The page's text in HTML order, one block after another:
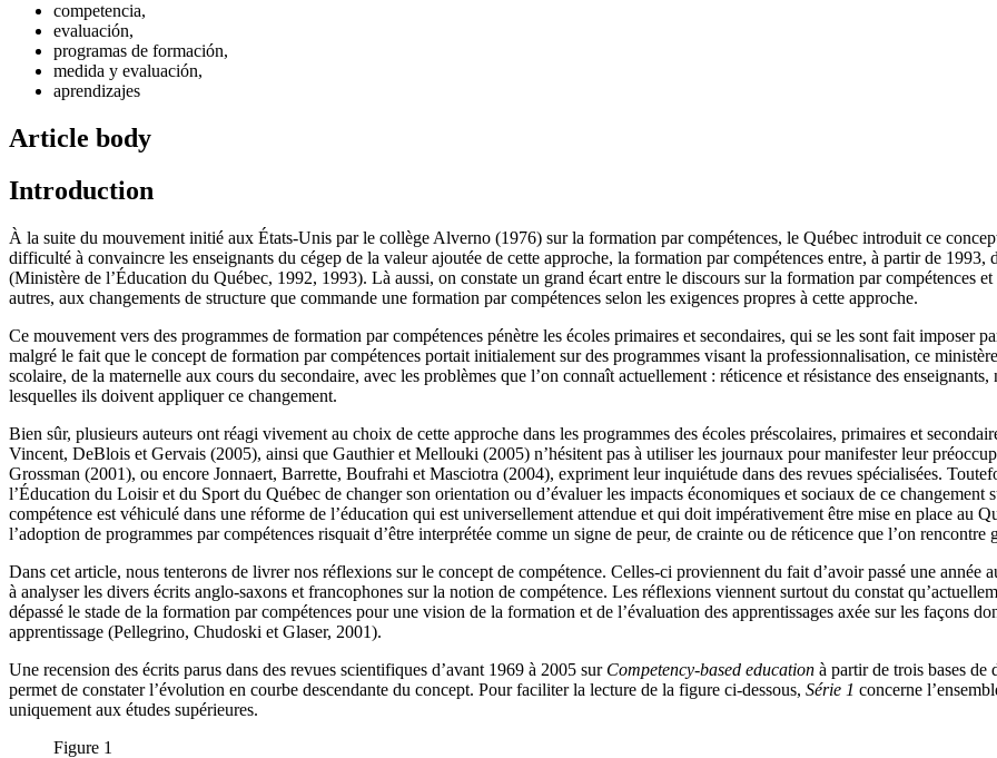
competencia,
evaluación,
programas de formación,
medida y evaluación,
aprendizajes
Article body
Introduction
À la suite du mouvement initié aux États-Unis par le collège Alverno (1976) sur la formation par compétences, le Québec introduit ce
difficulté à convaincre les enseignants du cégep de la valeur ajoutée de cette approche, la formation par compétences entre, à partir de
(Ministère de l’Éducation du Québec, 1992, 1993). Là aussi, on constate un grand écart entre le discours sur la formation par compétences
autres, aux changements de structure que commande une formation par compétences selon les exigences propres à cette approche.
Ce mouvement vers des programmes de formation par compétences pénètre les écoles primaires et secondaires, qui se les sont fait
malgré le fait que le concept de formation par compétences portait initialement sur des programmes visant la professionnalisation, ce
scolaire, de la maternelle aux cours du secondaire, avec les problèmes que l’on connaît actuellement : réticence et résistance des
lesquelles ils doivent appliquer ce changement.
Bien sûr, plusieurs auteurs ont réagi vivement au choix de cette approche dans les programmes des écoles préscolaires, primaires et
Vincent, DeBlois et Gervais (2005), ainsi que Gauthier et Mellouki (2005) n’hésitent pas à utiliser les journaux pour manifester leur
Grossman (2001), ou encore Jonnaert, Barrette, Boufrahi et Masciotra (2004), expriment leur inquiétude dans des revues spécialisées.
l’Éducation du Loisir et du Sport du Québec de changer son orientation ou d’évaluer les impacts économiques et sociaux de ce
compétence est véhiculé dans une réforme de l’éducation qui est universellement attendue et qui doit impérativement être mise en place au
l’adoption de programmes par compétences risquait d’être interprétée comme un signe de peur, de crainte ou de réticence que l’on rencontre
Dans cet article, nous tenterons de livrer nos réflexions sur le concept de compétence. Celles-ci proviennent du fait d’avoir passé une année
à analyser les divers écrits anglo-saxons et francophones sur la notion de compétence. Les réflexions viennent surtout du constat
dépassé le stade de la formation par compétences pour une vision de la formation et de l’évaluation des apprentissages axée sur les façons
apprentissage (Pellegrino, Chudoski et Glaser, 2001).
Une recension des écrits parus dans des revues scientifiques d’avant 1969 à 2005 sur Competency-based education à partir de trois bases de
permet de constater l’évolution en courbe descendante du concept. Pour faciliter la lecture de la figure ci-dessous, Série 1 concerne
uniquement aux études supérieures.
Figure 1